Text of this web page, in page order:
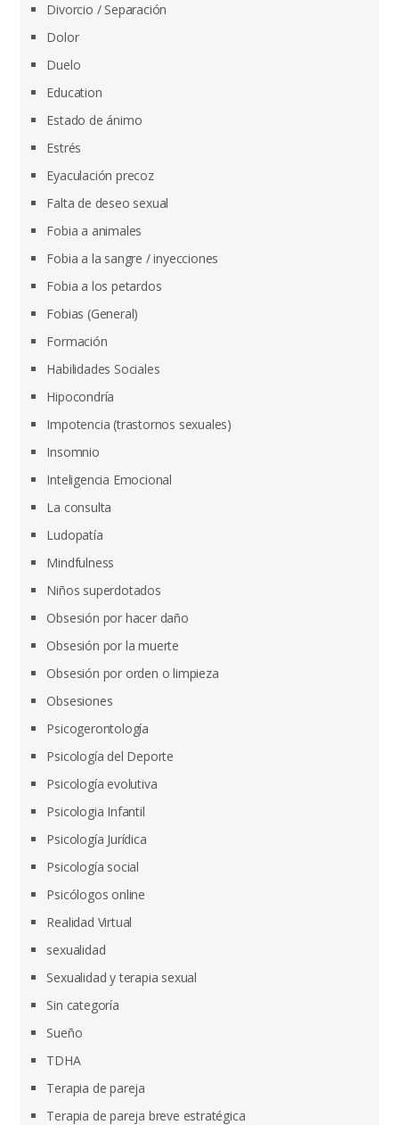
Divorcio / Separación
Dolor
Duelo
Education
Estado de ánimo
Estrés
Eyaculación precoz
Falta de deseo sexual
Fobia a animales
Fobia a la sangre / inyecciones
Fobia a los petardos
Fobias (General)
Formación
Habilidades Sociales
Hipocondría
Impotencia (trastornos sexuales)
Insomnio
Inteligencia Emocional
La consulta
Ludopatía
Mindfulness
Niños superdotados
Obsesión por hacer daño
Obsesión por la muerte
Obsesión por orden o limpieza
Obsesiones
Psicogerontología
Psicología del Deporte
Psicología evolutiva
Psicologia Infantil
Psicología Jurídica
Psicología social
Psicólogos online
Realidad Virtual
sexualidad
Sexualidad y terapia sexual
Sin categoría
Sueño
TDHA
Terapia de pareja
Terapia de pareja breve estratégica